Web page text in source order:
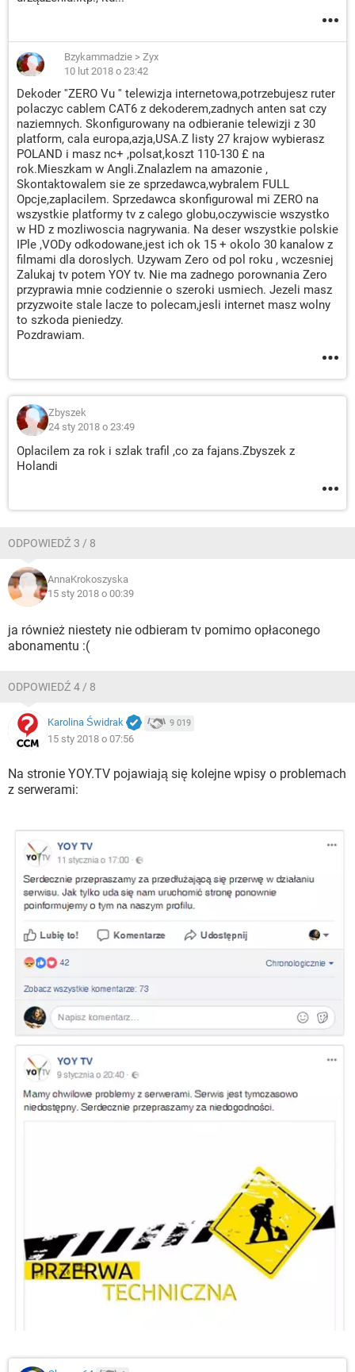
Bzykammadzie > Zyx
10 lut 2018 o 23:42
Dekoder ''ZERO Vu '' telewizja internetowa,potrzebujesz ruter
polaczyc cablem CAT6 z dekoderem,zadnych anten sat czy
naziemnych. Skonfigurowany na odbieranie telewizji z 30
platform, cala europa,azja,USA.Z listy 27 krajow wybierasz
POLAND i masz nc+ ,polsat,koszt 110-130 £ na
rok.Mieszkam w Angli.Znalazlem na amazonie ,
Skontaktowalem sie ze sprzedawca,wybralem FULL
Opcje,zaplacilem. Sprzedawca skonfigurowal mi ZERO na
wszystkie platformy tv z calego globu,oczywiscie wszystko
w HD z mozliwoscia nagrywania. Na deser wszystkie polskie
IPle ,VODy odkodowane,jest ich ok 15 + okolo 30 kanalow z
filmami dla doroslych. Uzywam Zero od pol roku , wczesniej
Zalukaj tv potem YOY tv. Nie ma zadnego porownania Zero
przyprawia mnie codziennie o szeroki usmiech. Jezeli masz
przyzwoite stale lacze to polecam,jesli internet masz wolny
to szkoda pieniedzy.
Pozdrawiam.
Zbyszek
24 sty 2018 o 23:49
Oplacilem za rok i szlak trafil ,co za fajans.Zbyszek z
Holandi
ODPOWIEDŹ 3 / 8
AnnaKrokoszyska
15 sty 2018 o 00:39
ja również niestety nie odbieram tv pomimo opłaconego
abonamentu :(
ODPOWIEDŹ 4 / 8
Karolina Świdrak 9 019
15 sty 2018 o 07:56
Na stronie YOY.TV pojawiają się kolejne wpisy o problemach
z serwerami: